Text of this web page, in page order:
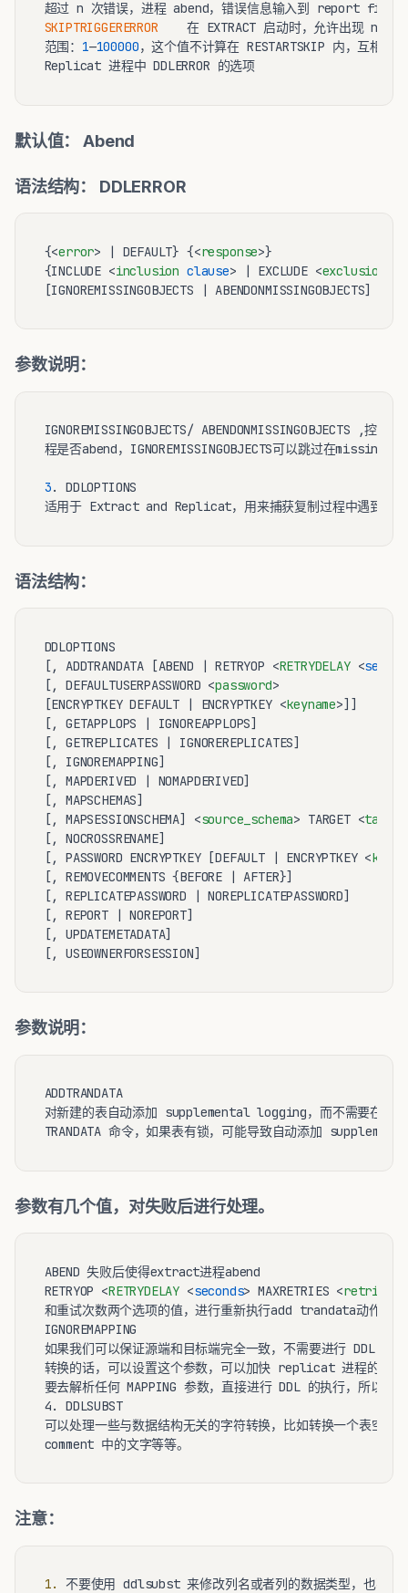
SKIPTRIGGERERROR 在 EXTRACT 启动时，允许出现 n 次
范围： 1—100000，这个值不计算在 RESTARTSKIP 内，互相独
默认值： Abend
语法结构： DDLERROR
{<error> | DEFAULT} {<response>}
{INCLUDE <inclusion clause> | EXCLUDE <exclusion
参数说明：
IGNOREMISSINGOBJECTS/ ABENDONMISSINGOBJECTS ,控制
程是否abend，IGNOREMISSINGOBJECTS可以跳过在missing
3. DDLOPTIONS
语法结构：
DDLOPTIONS
[, ADDTRANDATA [ABEND | RETRYOP <RETRYDELAY <
[, DEFAULTUSERPASSWORD <password>
[ENCRYPTKEY DEFAULT | ENCRYPTKEY <keyname>]]
[, GETAPPLOPS | IGNOREAPPLOPS]
[, GETREPLICATES | IGNOREREPLICATES]
[, IGNOREMAPPING]
[, MAPDERIVED | NOMAPDERIVED]
[, MAPSCHEMAS]
[, MAPSESSIONSCHEMA] <source_schema> TARGET <
[, NOCROSSRENAME]
[, PASSWORD ENCRYPTKEY [DEFAULT | ENCRYPTKEY <
[, REMOVECOMMENTS {BEFORE | AFTER}]
[, REPLICATEPASSWORD | NOREPLICATEPASSWORD]
[, REPORT | NOREPORT]
[, UPDATEMETADATA]
参数说明：
ADDTRANDATA
对新建的表自动添加 supplemental logging，而不需要在创
参数有几个值，对失败后进行处理。
ABEND 失败后使得extract进程abend
RETRYOP <RETRYDELAY <seconds> MAXRETRIES <retries
和重试次数两个选项的值，进行重新执行add trandata动作
IGNOREMAPPING
如果我们可以保证源端和目标端完全一致，不需要进行 DDL 表
转换的话，可以设置这个参数，可以加快 replicat 进程的速
要去解析任何 MAPPING 参数，直接进行 DDL 的执行，所以速
4. DDLSUBST
可以处理一些与数据结构无关的字符转换，比如转换一个表空间
注意：
1.